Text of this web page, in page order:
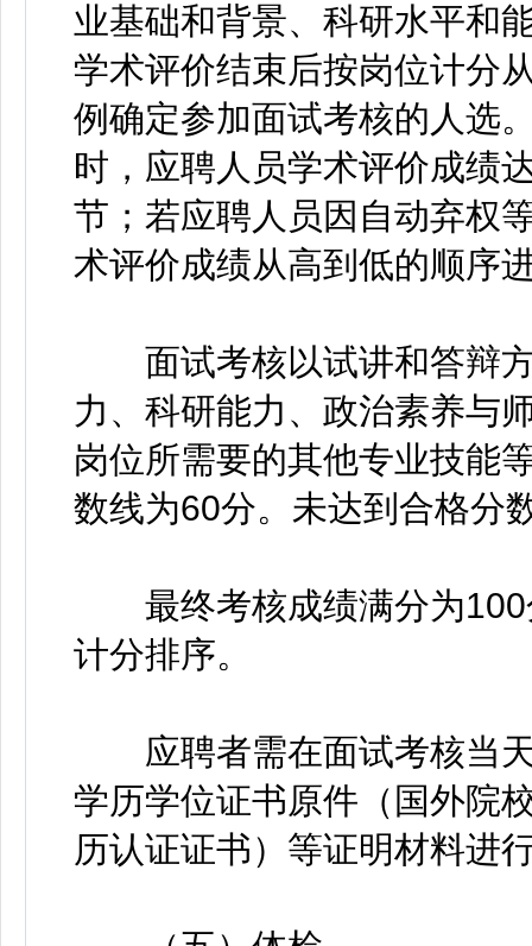
业基础和背景、科研水平和
学术评价结束后按岗位计分
例确定参加面试考核的人选
时，应聘人员学术评价成绩
节；若应聘人员因自动弃权
术评价成绩从高到低的顺序
面试考核以试讲和答辩方
力、科研能力、政治素养与
岗位所需要的其他专业技能
数线为60分。未达到合格分
最终考核成绩满分为100
计分排序。
应聘者需在面试考核当天
学历学位证书原件（国外院
历认证证书）等证明材料进